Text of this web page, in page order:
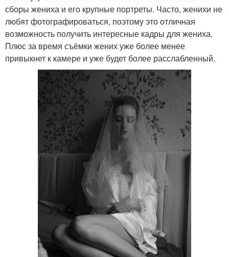
сборы жениха и его крупные портреты. Часто, женихи не
любят фотографироваться, поэтому это отличная
возможность получить интересные кадры для жениха.
Плюс за время съёмки жених уже более менее
привыкнет к камере и уже будет более расслабленный.